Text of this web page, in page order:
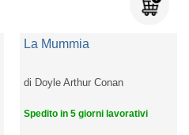
La Mummia
di Doyle Arthur Conan
Spedito in 5 giorni lavorativi